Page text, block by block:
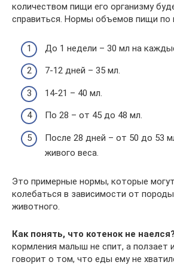
количеством пищи его организму
справиться. Нормы объемов пищи по
До 1 недели – 30 мл на
7-12 дней – 35 мл.
14-21 – 40 мл.
По 28 – от 45 до 48 мл.
После 28 дней – от 50 до 53
живого веса.
Это примерные нормы, которые
колебаться в зависимости от
животного.
Как понять, что котенок не наелся?
кормления малыш не спит, а ползает
говорит о том, что еды ему не